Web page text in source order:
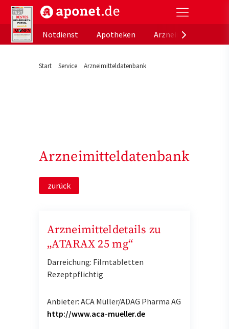
aponet.de - Das offizielle Gesundheitsportal der
Notdienst
Apotheken
Start Service Arzneimitteldatenbank
Arzneimitteldatenbank
zurück
Arzneimitteldetails zu
„ATARAX 25 mg“
Darreichung: Filmtabletten
Rezeptpflichtig
Anbieter: ACA Müller/ADAG Pharma AG
http://www.aca-mueller.de